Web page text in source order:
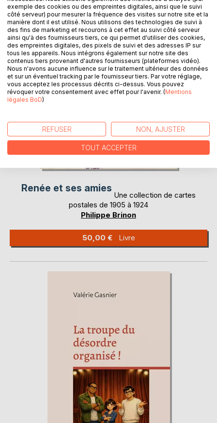
Renée et ses amies
Une collection de cartes
postales de 1905 à 1924
Philippe Brinon
50,00 € Livre
exemple des cookies ou des empreintes digitales, ainsi que le suivi
côté serveur) pour mesurer la fréquence des visites sur notre site et la
manière dont il est utilisé. Nous utilisons des technologies de suivi à
des fins de marketing et recourons à cet effet au suivi côté serveur
ainsi qu'à des fournisseurs tiers, ce qui permet d'utiliser des cookies,
des empreintes digitales, des pixels de suivi et des adresses IP sur
tous les appareils. Nous intégrons également sur notre site des
contenus tiers provenant d'autres fournisseurs (plateformes vidéo).
Nous n'avons aucune influence sur le traitement ultérieur des données
et sur un éventuel tracking par le fournisseur tiers. Par votre réglage,
vous acceptez les processus décrits ci-dessus. Vous pouvez
révoquer votre consentement avec effet pour l'avenir. (Mentions
légales BoD)
REFUSER NON, AJUSTER
TOUT ACCEPTER